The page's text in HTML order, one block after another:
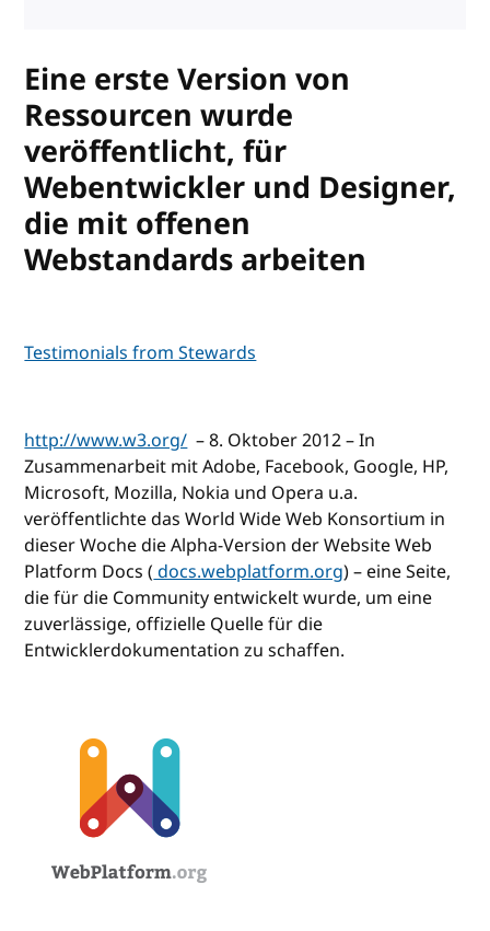
Eine erste Version von
Ressourcen wurde
veröffentlicht, für
Webentwickler und Designer,
die mit offenen
Webstandards arbeiten
Testimonials from Stewards
http://www.w3.org/– 8. Oktober 2012 – In
Zusammenarbeit mit Adobe, Facebook, Google, HP,
Microsoft, Mozilla, Nokia und Opera u.a.
veröffentlichte das World Wide Web Konsortium in
dieser Woche die Alpha-Version der Website Web
Platform Docs (docs.webplatform.org) – eine Seite,
die für die Community entwickelt wurde, um eine
zuverlässige, offizielle Quelle für die
Entwicklerdokumentation zu schaffen.